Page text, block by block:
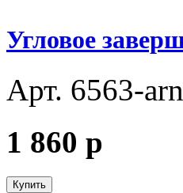
Угловое
Арт. 6563-
1 860 p
Купить